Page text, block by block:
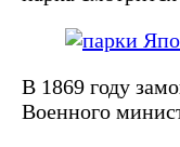
В 1869 году
Военного